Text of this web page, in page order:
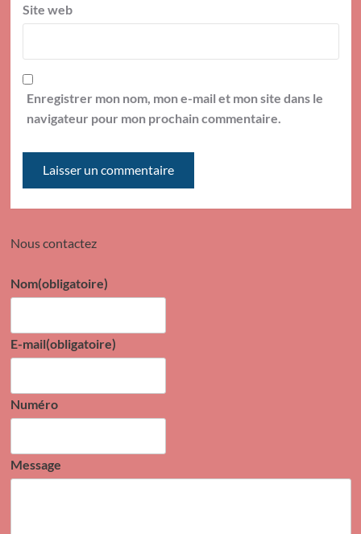
Site web
Enregistrer mon nom, mon e-mail et mon site dans le
navigateur pour mon prochain commentaire.
Nous contactez
Nom(obligatoire)
E-mail(obligatoire)
Numéro
Message